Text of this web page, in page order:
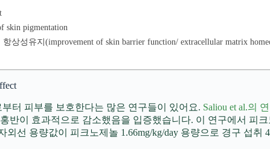
skin pigmentation
성유지(improvement of skin barrier function/ extracellular matrix
터 피부를 보호한다는 많은 연구들이 있어요. Saliou et al.의
반이 효과적으로 감소했음을 입증했습니다. 이 연구에서 피
선 용량값이 피크노제놀 1.66mg/kg/day 용량으로 경구 섭